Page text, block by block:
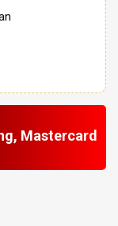
Mastercard